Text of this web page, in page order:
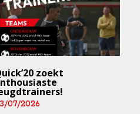
zoekt
07/2026